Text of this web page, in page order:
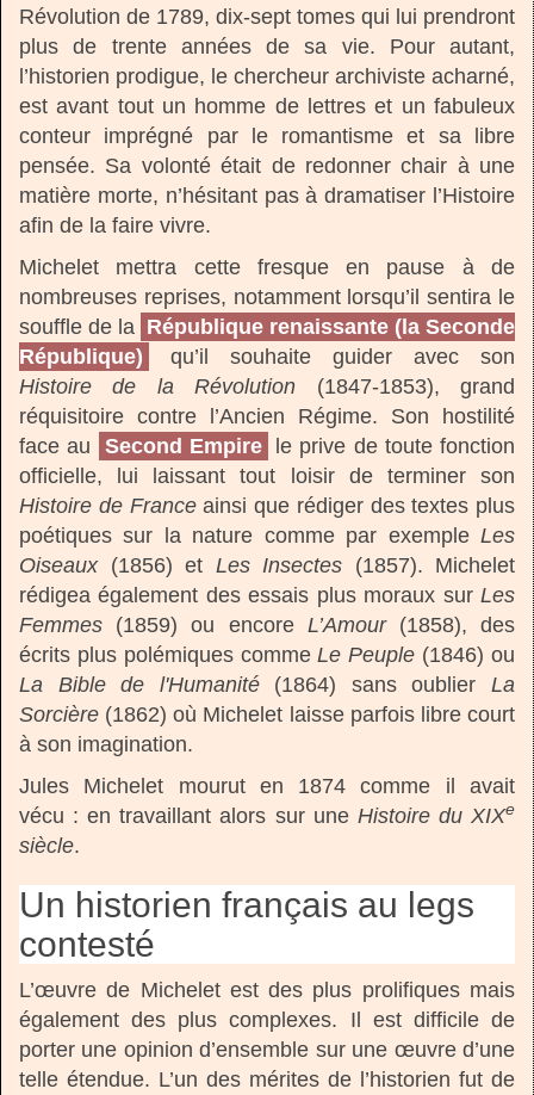
Révolution de 1789, dix-sept tomes qui lui prendront
plus de trente années de sa vie. Pour autant,
l’historien prodigue, le chercheur archiviste acharné,
est avant tout un homme de lettres et un fabuleux
conteur imprégné par le romantisme et sa libre
pensée. Sa volonté était de redonner chair à une
matière morte, n’hésitant pas à dramatiser l’Histoire
afin de la faire vivre.
Michelet mettra cette fresque en pause à de
nombreuses reprises, notamment lorsqu’il sentira le
souffle de la République renaissante (la Seconde
République)
qu’il souhaite guider avec son
Histoire de la Révolution (1847-1853), grand
réquisitoire contre l’Ancien Régime. Son hostilité
face au
Second Empire
le prive de toute fonction
officielle, lui laissant tout loisir de terminer son
Histoire de Franceainsi que rédiger des textes plus
poétiques sur la nature comme par exemple Les
Oiseaux(1856) et Les Insectes (1857). Michelet
rédigea également des essais plus moraux sur Les
Femmes (1859) ou encore L’Amour (1858), des
écrits plus polémiques commeLe Peuple (1846) ou
La Biblede l'Humanité(1864) sans oublierLa
Sorcière (1862) où Michelet laisse parfois libre court
à son imagination.
Jules Michelet mourut en 1874 comme il avait
vécu : en travaillant alors sur une Histoire du XIXe
siècle.
Un historien français au legs
contesté
L’œuvre de Michelet est des plus prolifiques mais
également des plus complexes. Il est difficile de
porter une opinion d’ensemble sur une œuvre d’une
telle étendue. L’un des mérites de l’historien fut de